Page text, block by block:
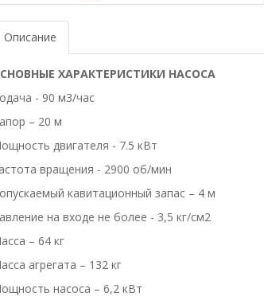
Описание
ХАРАКТЕРИСТИКИ НАСОСА
- 90 м3/час
– 20 м
двигателя - 7.5 кВт
вращения - 2900 об/мин
кавитационный запас – 4 м
на входе не более - 3,5 кг/см2
– 64 кг
агрегата – 132 кг
насоса – 6,2 кВт